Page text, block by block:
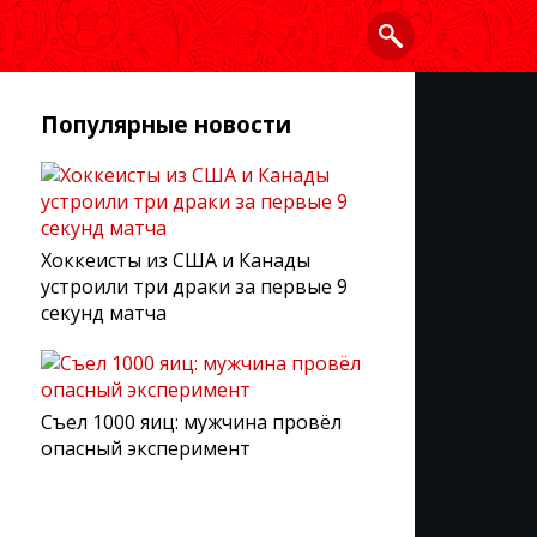
Популярные новости
Хоккеисты из США и Канады
устроили три драки за первые 9
секунд матча
Съел 1000 яиц: мужчина провёл
опасный эксперимент